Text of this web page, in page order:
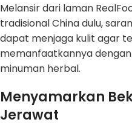
Melansir dari laman
tradisional China dulu,
dapat menjaga kulit agar
memanfaatkannya
minuman herbal.
Menyamarkan
Jerawat